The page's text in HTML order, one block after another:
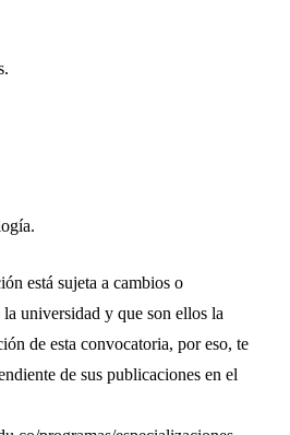
está sujeta a cambios o
universidad y que son ellos la
de esta convocatoria, por eso, te
de sus publicaciones en el